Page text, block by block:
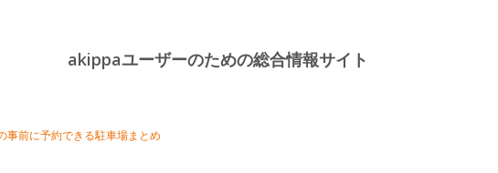
akippaユーザーのための総合情報サイト
事前に予約できる駐車場まとめ